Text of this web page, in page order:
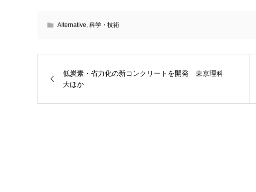
Alternative 科学・技術
低炭素・省力化の新コンクリートを開発 東京理科
大ほか